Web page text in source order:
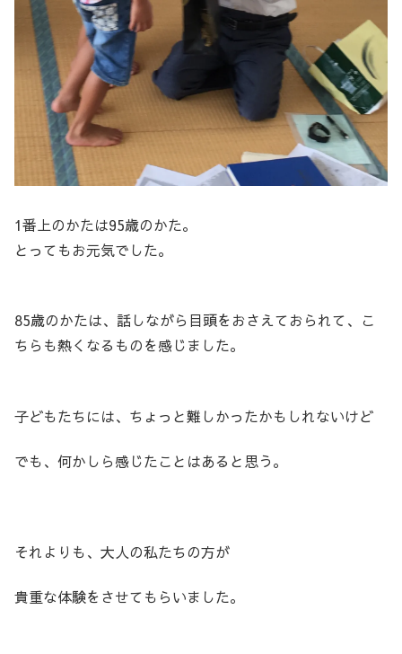
1番上のかたは95歳のかた。
とってもお元気でした。
85歳のかたは、話しながら目頭をおさえておられて、こ
ちらも熱くなるものを感じました。
子どもたちには、ちょっと難しかったかもしれないけど
でも、何かしら感じたことはあると思う。
それよりも、大人の私たちの方が
貴重な体験をさせてもらいました。